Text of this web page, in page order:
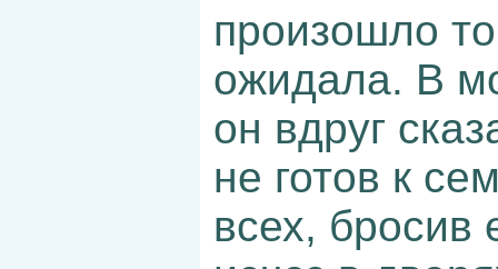
произошло
ожидала. В
он вдруг
не готов к
всех, бросив